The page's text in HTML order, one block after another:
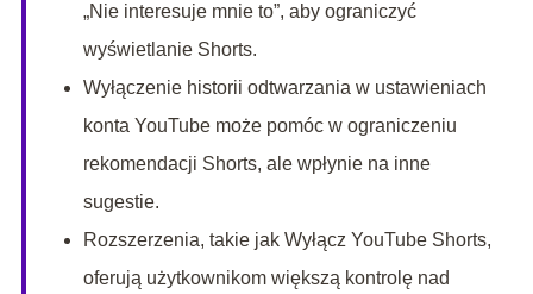
„Nie interesuje mnie to”, aby ograniczyć
wyświetlanie Shorts.
Wyłączenie historii odtwarzania w ustawieniach
konta YouTube może pomóc w ograniczeniu
rekomendacji Shorts, ale wpłynie na inne
sugestie.
Rozszerzenia, takie jak Wyłącz YouTube Shorts,
oferują użytkownikom większą kontrolę nad